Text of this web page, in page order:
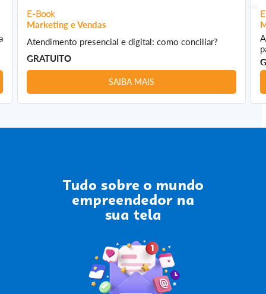
E-Book
Marketing e Vendas
Atendimento presencial e digital: como conciliar?
GRATUITO
SAIBA MAIS